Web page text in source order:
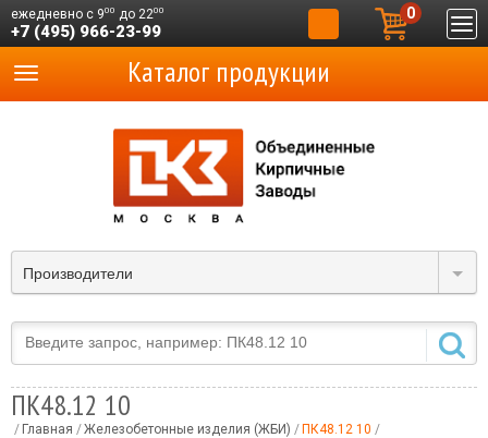
ежедневно с 900 до 2200
+7 (495) 966-23-99
0
Производители
Каталог продукции
ПК48.12 10
Главная Железобетонные изделия (ЖБИ) ПК48.12 10